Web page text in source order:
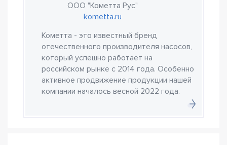
ООО "Кометта Рус"
kometta.ru
Кометта - это известный бренд
отечественного производителя насосов,
который успешно работает на
российском рынке с 2014 года. Особенно
активное продвижение продукции нашей
компании началось весной 2022 года.